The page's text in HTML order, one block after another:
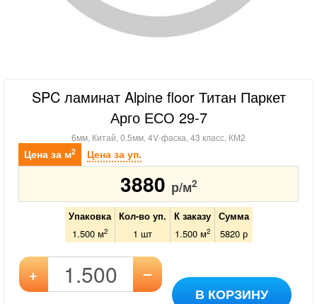
SPC ламинат Alpine floor Титан Паркет
Арго ЕСО 29-7
6мм, Китай, 0.5мм, 4V-фаска, 43 класс, КМ2
Цена за м2 Цена за уп.
3880 р/м2
Упаковка Кол-во уп. К заказу
Сумма
1.500 м2 1 шт 1.500м2 5820р
+ –
В КОРЗИНУ